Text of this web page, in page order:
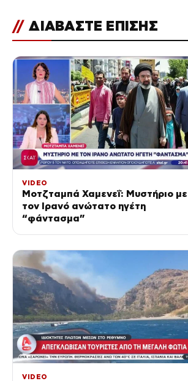
// ΔΙΑΒΑΣΤΕ ΕΠΙΣΗΣ
VIDEO
Μοτζταμπά Χαμενεΐ: Μυστήριο με
τον Ιρανό ανώτατο ηγέτη
“φάντασμα”
VIDEO